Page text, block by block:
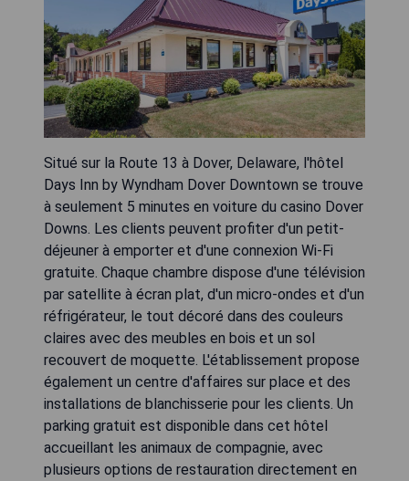
Situé sur la Route 13 à Dover, Delaware, l'hôtel
Days Inn by Wyndham Dover Downtown se trouve
à seulement 5 minutes en voiture du casino Dover
Downs. Les clients peuvent profiter d'un petit-
déjeuner à emporter et d'une connexion Wi-Fi
gratuite. Chaque chambre dispose d'une télévision
par satellite à écran plat, d'un micro-ondes et d'un
réfrigérateur, le tout décoré dans des couleurs
claires avec des meubles en bois et un sol
recouvert de moquette. L'établissement propose
également un centre d'affaires sur place et des
installations de blanchisserie pour les clients. Un
parking gratuit est disponible dans cet hôtel
accueillant les animaux de compagnie, avec
plusieurs options de restauration directement en